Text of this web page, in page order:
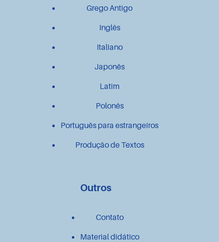
Grego Antigo
Inglês
Italiano
Japonês
Latim
Polonês
Português para estrangeiros
Produção de Textos
Outros
Contato
Material didático